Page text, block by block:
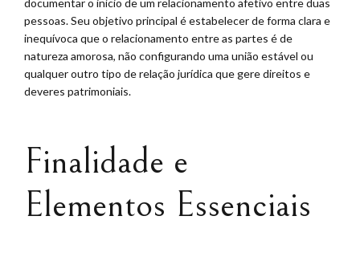
documentar o início de um relacionamento afetivo entre duas
pessoas. Seu objetivo principal é estabelecer de forma clara e
inequívoca que o relacionamento entre as partes é de
natureza amorosa, não configurando uma união estável ou
qualquer outro tipo de relação jurídica que gere direitos e
deveres patrimoniais.
Finalidade e
Elementos Essenciais